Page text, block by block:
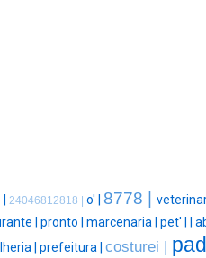
24046812818 | o' | 8778 |
| pronto | marcenaria | pet' |
| prefeitura | costurei |